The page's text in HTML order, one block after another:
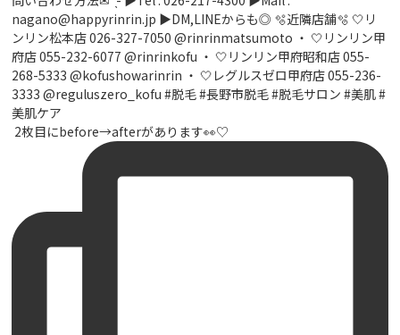
⁡ 2枚目にbefore→afterがあります👀♡